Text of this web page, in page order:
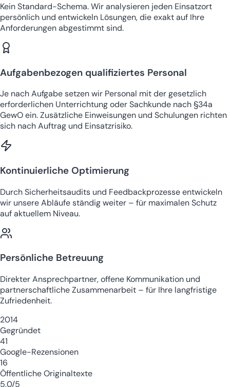
Kein Standard-Schema. Wir analysieren jeden Einsatzort
persönlich und entwickeln Lösungen, die exakt auf Ihre
Anforderungen abgestimmt sind.
Aufgabenbezogen qualifiziertes Personal
Je nach Aufgabe setzen wir Personal mit der gesetzlich
erforderlichen Unterrichtung oder Sachkunde nach §34a
GewO ein. Zusätzliche Einweisungen und Schulungen richten
sich nach Auftrag und Einsatzrisiko.
Kontinuierliche Optimierung
Durch Sicherheitsaudits und Feedbackprozesse entwickeln
wir unsere Abläufe ständig weiter – für maximalen Schutz
auf aktuellem Niveau.
Persönliche Betreuung
Direkter Ansprechpartner, offene Kommunikation und
partnerschaftliche Zusammenarbeit – für Ihre langfristige
Zufriedenheit.
2014
Gegründet
41
Google-Rezensionen
16
Öffentliche Originaltexte
5,0/5